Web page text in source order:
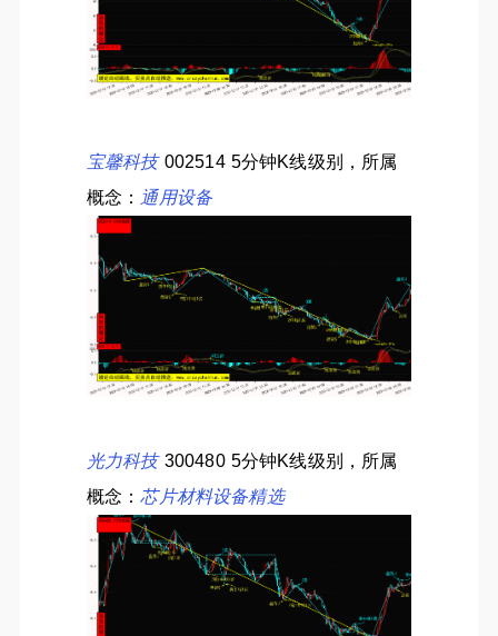
宝馨科技 002514 5分钟K线级别，所属
概念： 通用设备
光力科技 300480 5分钟K线级别，所属
概念：芯片材料设备精选